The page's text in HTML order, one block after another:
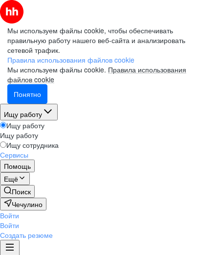
Мы используем файлы cookie, чтобы обеспечивать
правильную работу нашего веб-сайта и анализировать
сетевой трафик.
Правила использования файлов cookie
Мы используем файлы cookie. Правила использования
файлов cookie
Понятно
Ищу работу
Ищу работу
Ищу работу
Ищу сотрудника
Сервисы
Помощь
Ещё
Поиск
Чечулино
Войти
Войти
Создать резюме